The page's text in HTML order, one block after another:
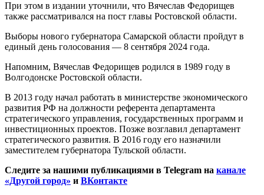
При этом в издании уточнили, что Вячеслав Федорищев
также рассматривался на пост главы Ростовской области.
Выборы нового губернатора Самарской области пройдут в
единый день голосования — 8 сентября 2024 года.
Напомним, Вячеслав Федорищев родился в 1989 году в
Волгодонске Ростовской области.
В 2013 году начал работать в министерстве экономического
развития РФ на должности референта департамента
стратегического управления, государственных программ и
инвестиционных проектов. Позже возглавил департамент
стратегического развития. В 2016 году его назначили
заместителем губернатора Тульской области.
Следите за нашими публикациями в Telegram на канале
«Другой город» и ВКонтакте